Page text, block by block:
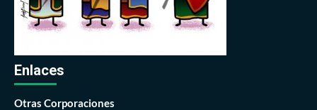
Enlaces
Otras Corporaciones